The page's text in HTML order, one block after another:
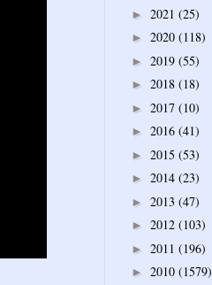
► 2021 (25)
► 2020 (118)
► 2019 (55)
► 2018 (18)
► 2017 (10)
► 2016 (41)
► 2015 (53)
► 2014 (23)
► 2013 (47)
► 2012 (103)
► 2011 (196)
► 2010 (1579)